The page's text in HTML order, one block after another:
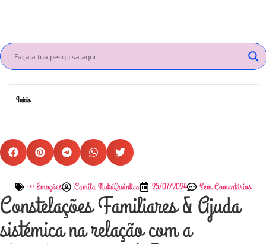
Início
∞ Emoções Camila NutriQuântica 25/07/2024 Sem Comentários
Constelações Familiares & Ajuda
sistémica na relação com a